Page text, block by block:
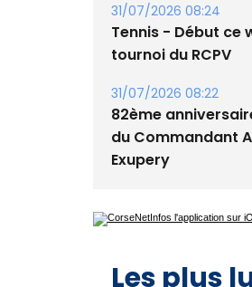
31/07/2026 08:24
Tennis - Début ce
tournoi du RCPV
31/07/2026 08:22
82ème
du Commandant
Exupery
Les plus